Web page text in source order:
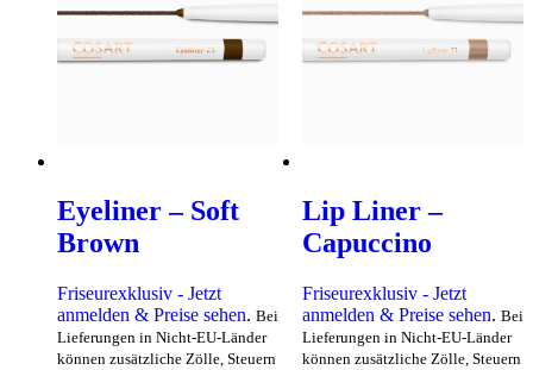
Eyeliner – Soft
Brown
Friseurexklusiv - Jetzt
anmelden & Preise sehen. Bei
Lieferungen in Nicht-EU-Länder
können zusätzliche Zölle, Steuern
Lip Liner –
Capuccino
Friseurexklusiv - Jetzt
anmelden & Preise sehen. Bei
Lieferungen in Nicht-EU-Länder
können zusätzliche Zölle, Steuern